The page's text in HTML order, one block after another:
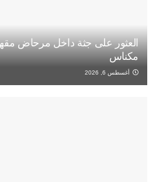
العثور على جثة داخل مرحاض
مكناس
أغسطس 6, 2026